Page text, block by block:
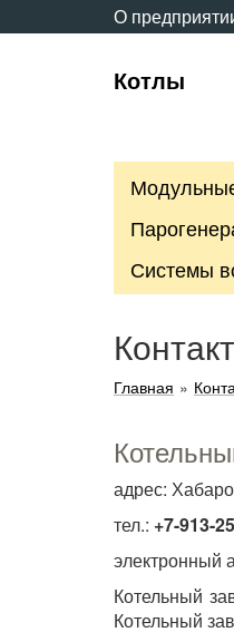
О
Котлы
Системы
Главная »
адрес:
тел.: +7-913-
электронный
Котельный
Котельный